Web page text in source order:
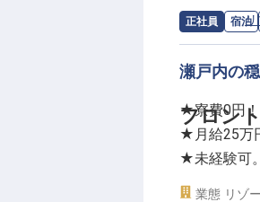
1998年の
「株式会社
えています
生活を支え
は120日と
けます。接
制度の中で
正社員 宿泊
フロン
求人情報：リ
瀬戸内の
★寮費0円
★月給25万
★未経験可
★年間休日
業態 リゾ